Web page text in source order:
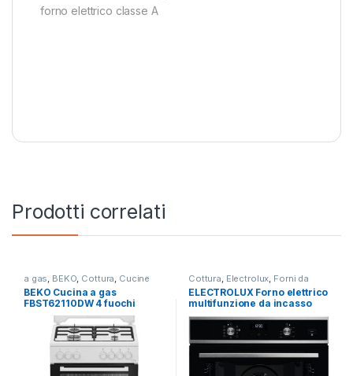
forno elettrico classe A
Prodotti correlati
a gas BEKO Cottura Cucine
BEKO Cucina a gas
FBST62110DW 4 fuochi
forno elettrico
Cottura Electrolux Forni da
Incasso
ELECTROLUX Forno elettrico
multifunzione da incasso
EOD 5H40X